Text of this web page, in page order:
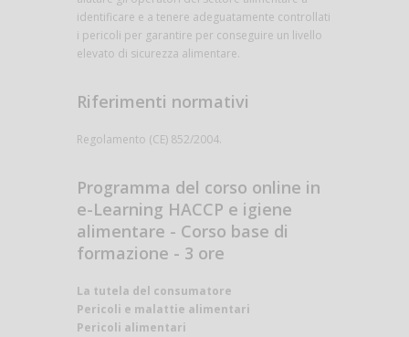
identificare e a tenere adeguatamente controllati
i pericoli per garantire per conseguire un livello
elevato di sicurezza alimentare.
Riferimenti normativi
Regolamento (CE) 852/2004.
Programma del corso online in
e-Learning HACCP e igiene
alimentare - Corso base di
formazione - 3 ore
La tutela del consumatore
Pericoli e malattie alimentari
Pericoli alimentari